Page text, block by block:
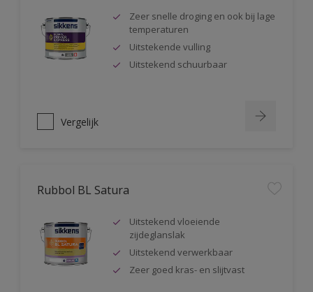
Zeer snelle droging en ook bij lage
temperaturen
Uitstekende vulling
Uitstekend schuurbaar
Vergelijk
Rubbol BL Satura
Uitstekend vloeiende
zijdeglanslak
Uitstekend verwerkbaar
Zeer goed kras- en slijtvast